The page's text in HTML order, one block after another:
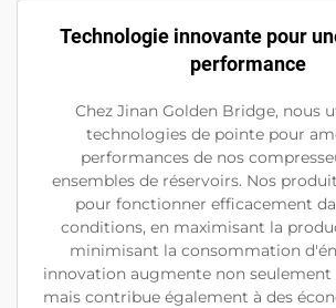
Technologie innovante pour
performance
Chez Jinan Golden Bridge, nous
technologies de pointe pour
performances de nos
ensembles de réservoirs. Nos
pour fonctionner efficacement
conditions, en maximisant la
minimisant la consommation
innovation augmente non
mais contribue également à des